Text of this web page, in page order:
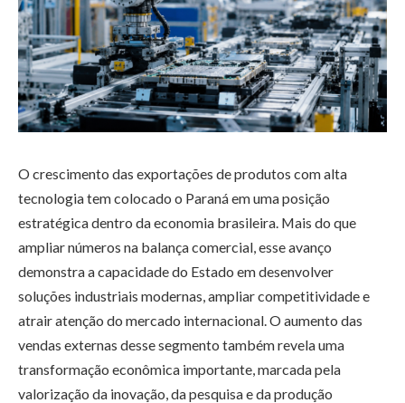
O crescimento das exportações de produtos com alta
tecnologia tem colocado o Paraná em uma posição
estratégica dentro da economia brasileira. Mais do que
ampliar números na balança comercial, esse avanço
demonstra a capacidade do Estado em desenvolver
soluções industriais modernas, ampliar competitividade e
atrair atenção do mercado internacional. O aumento das
vendas externas desse segmento também revela uma
transformação econômica importante, marcada pela
valorização da inovação, da pesquisa e da produção